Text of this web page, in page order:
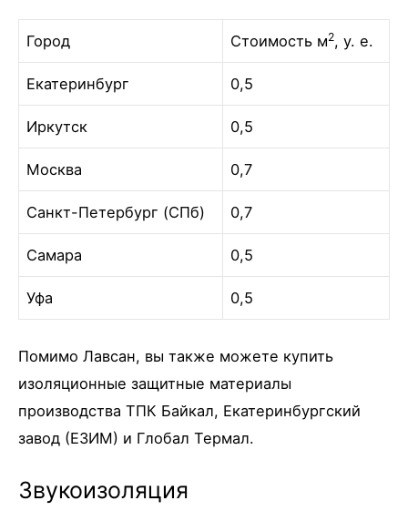
Город Стоимость м2, у. е.
Екатеринбург 0,5
Иркутск 0,5
Москва 0,7
Санкт-Петербург (СПб) 0,7
Самара 0,5
Уфа 0,5
Помимо Лавсан, вы также можете купить
изоляционные защитные материалы
производства ТПК Байкал, Екатеринбургский
завод (ЕЗИМ) и Глобал Термал.
Звукоизоляция